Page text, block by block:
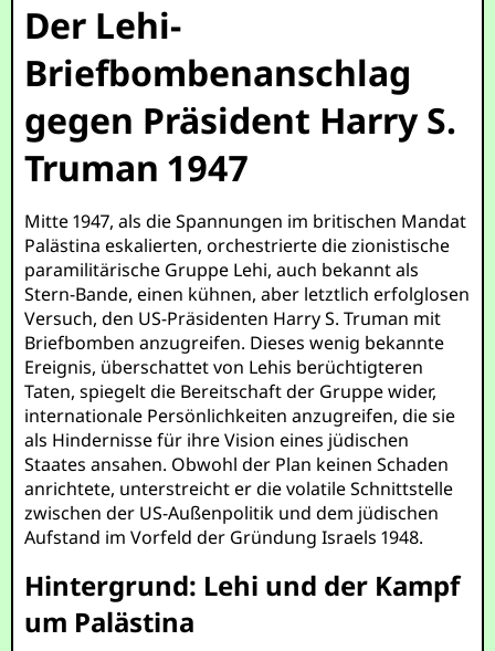
Der Lehi-
Briefbombenanschlag
gegen Präsident Harry S.
Truman 1947
Mitte 1947, als die Spannungen im britischen Mandat
Palästina eskalierten, orchestrierte die zionistische
paramilitärische Gruppe Lehi, auch bekannt als
Stern-Bande, einen kühnen, aber letztlich erfolglosen
Versuch, den US-Präsidenten Harry S. Truman mit
Briefbomben anzugreifen. Dieses wenig bekannte
Ereignis, überschattet von Lehis berüchtigteren
Taten, spiegelt die Bereitschaft der Gruppe wider,
internationale Persönlichkeiten anzugreifen, die sie
als Hindernisse für ihre Vision eines jüdischen
Staates ansahen. Obwohl der Plan keinen Schaden
anrichtete, unterstreicht er die volatile Schnittstelle
zwischen der US-Außenpolitik und dem jüdischen
Aufstand im Vorfeld der Gründung Israels 1948.
Hintergrund: Lehi und der Kampf
um Palästina